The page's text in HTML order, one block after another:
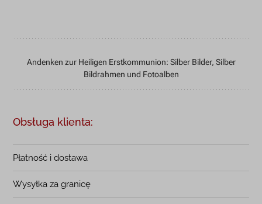
Andenken zur Heiligen Erstkommunion: Silber Bilder, Silber
Bildrahmen und Fotoalben
Obsługa klienta:
Płatność i dostawa
Wysyłka za granicę